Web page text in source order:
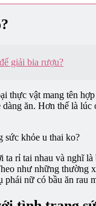
giải bia rượu?
thực vật mang tên
ăn. Hơn thế là
sức khỏe u thai ko?
rỉ tai nhau và nghĩ
như những thường
nữ có bầu ăn rau